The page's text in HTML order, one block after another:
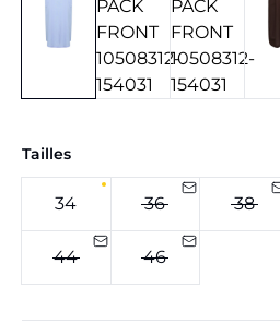
Tailles
34 36 38
44 46